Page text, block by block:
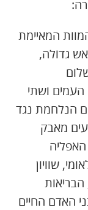
המאיימת
גדולה,
העמים ושתי
הנלחמת נגד
מאבק
שוויון
הבריאות
האדם החיים